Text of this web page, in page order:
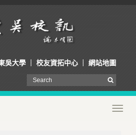
吳大學 校友資拓中心 網站地圖